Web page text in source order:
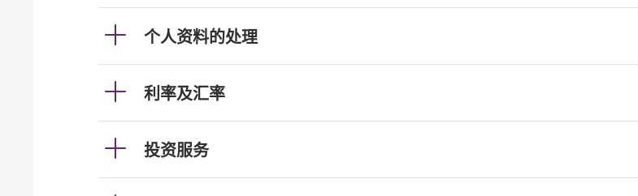
个人资料的处理
利率及汇率
投资服务